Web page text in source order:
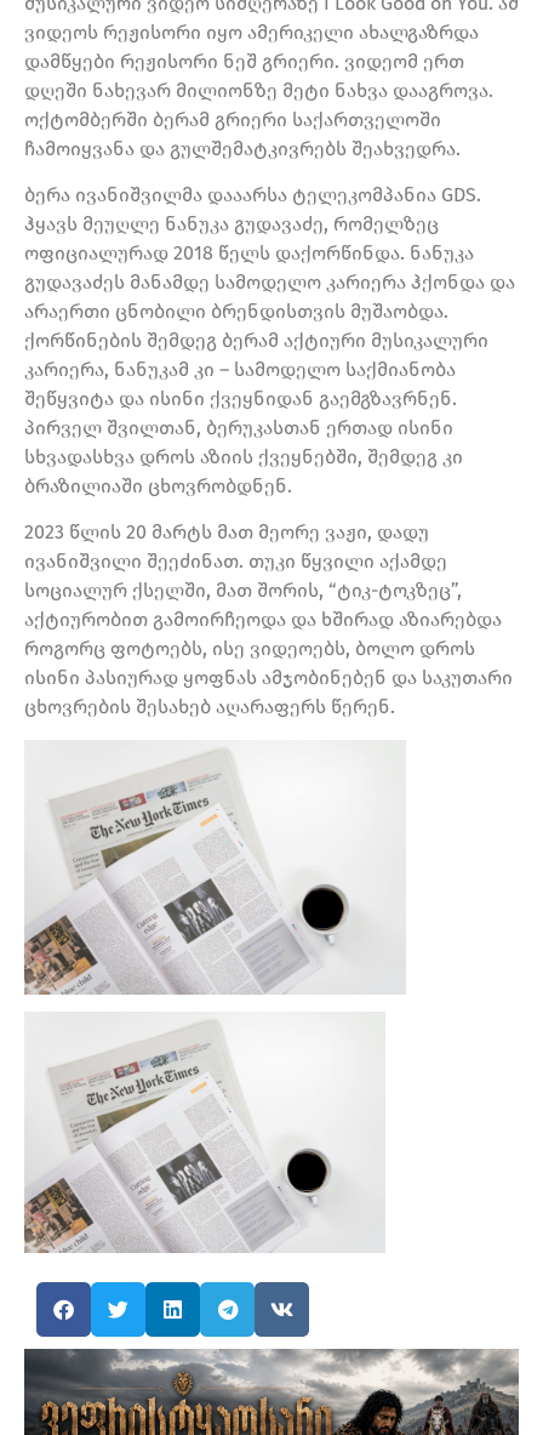
ვიდეოს რეჟისორი იყო ამერიკელი ახალგაზრდა
დამწყები რეჟისორი ნეშ გრიერი. ვიდეომ ერთ
დღეში ნახევარ მილიონზე მეტი ნახვა დააგროვა.
ოქტომბერში ბერამ გრიერი საქართველოში
ჩამოიყვანა და გულშემატკივრებს შეახვედრა.
ბერა ივანიშვილმა დააარსა ტელეკომპანია GDS.
ჰყავს მეუღლე ნანუკა გუდავაძე, რომელზეც
ოფიციალურად 2018 წელს დაქორწინდა. ნანუკა
გუდავაძეს მანამდე სამოდელო კარიერა ჰქონდა და
არაერთი ცნობილი ბრენდისთვის მუშაობდა.
ქორწინების შემდეგ ბერამ აქტიური მუსიკალური
კარიერა, ნანუკამ კი – სამოდელო საქმიანობა
შეწყვიტა და ისინი ქვეყნიდან გაემგზავრნენ.
პირველ შვილთან, ბერუკასთან ერთად ისინი
სხვადასხვა დროს აზიის ქვეყნებში, შემდეგ კი
ბრაზილიაში ცხოვრობდნენ.
2023 წლის 20 მარტს მათ მეორე ვაჟი, დადუ
ივანიშვილი შეეძინათ. თუკი წყვილი აქამდე
სოციალურ ქსელში, მათ შორის, “ტიკ-ტოკზეც”,
აქტიურობით გამოირჩეოდა და ხშირად აზიარებდა
როგორც ფოტოებს, ისე ვიდეოებს, ბოლო დროს
ისინი პასიურად ყოფნას ამჯობინებენ და საკუთარი
ცხოვრების შესახებ აღარაფერს წერენ.